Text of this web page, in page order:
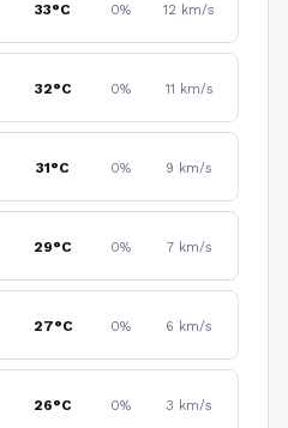
33°C 0% 12 km/s
32°C 0% 11 km/s
31°C 0% 9 km/s
29°C 0% 7 km/s
27°C 0% 6 km/s
26°C 0% 3 km/s